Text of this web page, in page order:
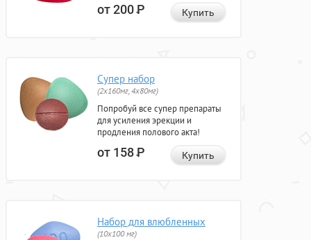
от 200Р Купить
Супер набор
(2х160мг, 4х80мг)
Попробуй все супер препараты
для усиления эрекции и
продления полового акта!
от 158Р Купить
Набор для влюбленных
(10х100 мг)